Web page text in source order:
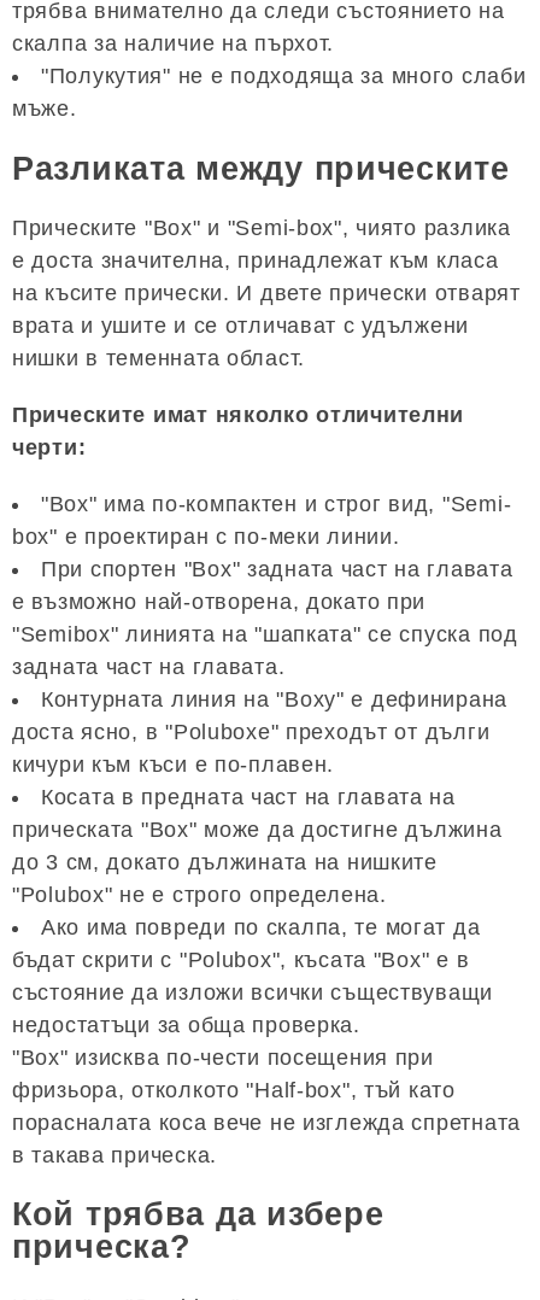
трябва внимателно да следи състоянието на
скалпа за наличие на пърхот.
"Полукутия" не е подходяща за много слаби
мъже.
Разликата между прическите
Прическите "Box" и "Semi-box", чиято разлика
е доста значителна, принадлежат към класа
на късите прически. И двете прически отварят
врата и ушите и се отличават с удължени
нишки в теменната област.
Прическите имат няколко отличителни
черти:
"Box" има по-компактен и строг вид, "Semi-
box" е проектиран с по-меки линии.
При спортен "Box" задната част на главата
е възможно най-отворена, докато при
"Semibox" линията на "шапката" се спуска под
задната част на главата.
Контурната линия на "Boxy" е дефинирана
доста ясно, в "Poluboxe" преходът от дълги
кичури към къси е по-плавен.
Косата в предната част на главата на
прическата "Box" може да достигне дължина
до 3 см, докато дължината на нишките
"Polubox" не е строго определена.
Ако има повреди по скалпа, те могат да
бъдат скрити с "Polubox", късата "Box" е в
състояние да изложи всички съществуващи
недостатъци за обща проверка.
"Box" изисква по-чести посещения при
фризьора, отколкото "Half-box", тъй като
порасналата коса вече не изглежда спретната
в такава прическа.
Кой трябва да избере
прическа?